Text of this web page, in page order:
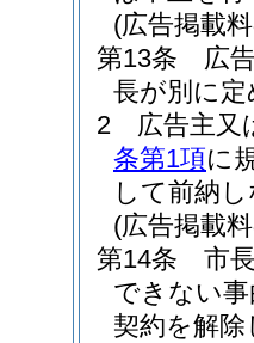
(広告掲載
第13条
広
長が別に
2
広告主又
条第1項に
して前納
(広告掲載
第14条
市
できない
契約を解